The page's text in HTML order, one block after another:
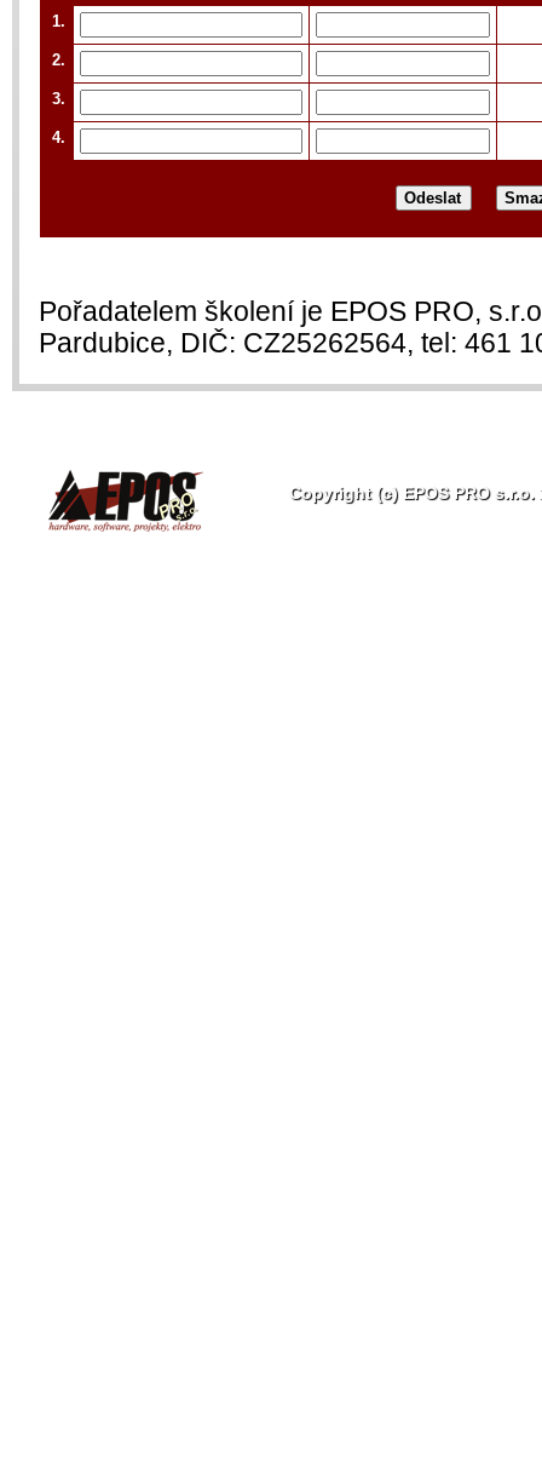
1.
2.
3.
4.
Pořadatelem školení je EPOS PRO,
Pardubice, DIČ: CZ25262564, tel: 461
Copyright (c) EPOS PRO s.r.o.